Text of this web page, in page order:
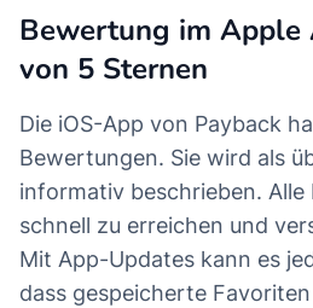
Bewertung im Apple
von 5 Sternen
Die iOS-App von Payback
Bewertungen. Sie wird als
informativ beschrieben. Alle
schnell zu erreichen und
Mit App-Updates kann es
dass gespeicherte